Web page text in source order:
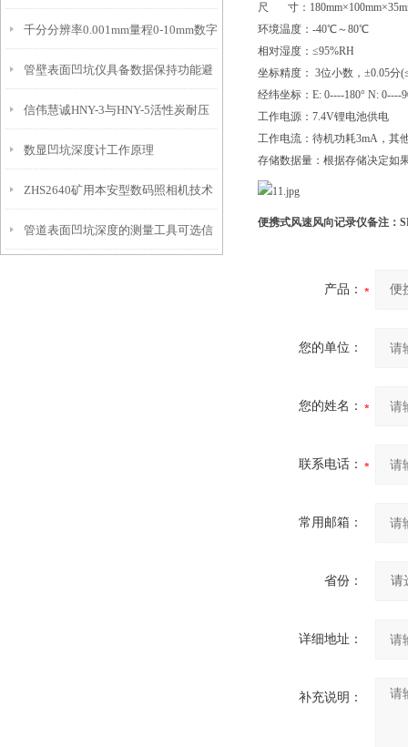
10mm！
特点
千分分辨率0.001mm量程0-10mm数字
埋头度仪技术参数！
管壁表面凹坑仪具备数据保持功能避
免测试过程中测针移动导致数据变动
信伟慧诚HNY-3与HNY-5活性炭耐压
强度测定仪技术参数！
数显凹坑深度计工作原理
ZHS2640矿用本安型数码照相机技术
参数！
管道表面凹坑深度的测量工具可选信
尺 寸：
环境温度：-40℃～80℃
相对湿度：≤95%RH
坐标精度： 3位小数，±0.05分
经纬坐标：E: 0----180° N: 0----
工作电源：7.4V锂电池供电
工作电流：待机功耗3mA，其
存储数据量：根据存储决定如
便携式风速风向记录仪备注：
产品：
您的单位：
您的姓名：
联系电话：
常用邮箱：
省份：
详细地址：
补充说明：